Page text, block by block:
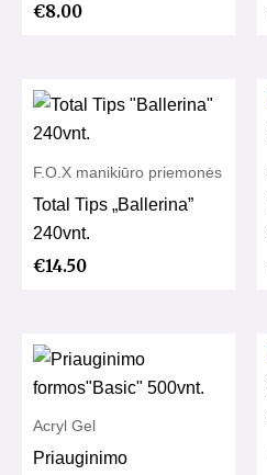
€8.00
F.O.X manikiūro priemonės
Total Tips „Ballerina”
240vnt.
€14.50
Acryl Gel
Priauginimo